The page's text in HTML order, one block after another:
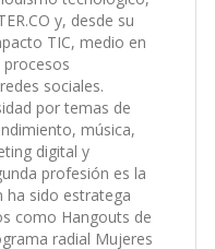
y, desde su
TIC, medio en
procesos
sociales.
por temas de
música,
digital y
profesión es la
ha sido estratega
como Hangouts de
radial Mujeres